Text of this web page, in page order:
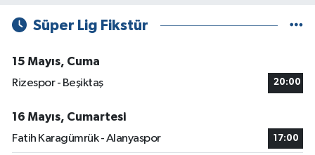
Süper Lig Fikstür
15 Mayıs, Cuma
Rizespor - Beşiktaş
20:00
16 Mayıs, Cumartesi
Fatih Karagümrük - Alanyaspor
17:00